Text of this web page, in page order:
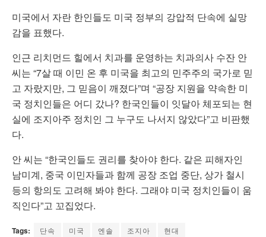
미국에서 자란 한인들도 미국 정부의 강압적 단속에 실망
감을 표했다.
인근 리치먼드 힐에서 치과를 운영하는 치과의사 수잔 안
씨는 “7살 때 이민 온 후 미국을 최고의 민주주의 국가로 믿
고 자랐지만, 그 믿음이 깨졌다”며 “공장 지원을 약속한 미
국 정치인들은 어디 갔나? 한국인들이 잇달아 체포되는 현
실에 조지아주 정치인 그 누구도 나서지 않았다”고 비판했
다.
안 씨는 “한국인들도 권리를 찾아야 한다. 같은 피해자인
남미계, 중국 이민자들과 함께 공장 조업 중단, 상가 철시
등의 항의도 고려해 봐야 한다. 그래야 미국 정치인들이 움
직인다”고 꼬집었다.
Tags: 단속 미국 엔솔 조지아 현대